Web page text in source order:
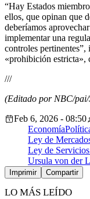
“Hay Estados
ellos, que opinan que
deberíamos
implementar una
controles
«prohibición estricta»,
///
(Editado por NBC/
Feb 6, 2026 - 08:50
Economía
Ley de
Ley de
Ursula von der
Imprimir Compartir
LO MÁS LEÍDO